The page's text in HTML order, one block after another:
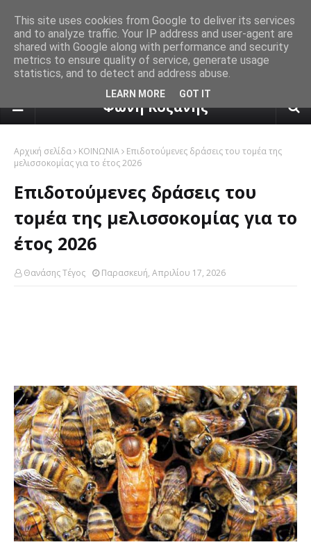
πρόγνωση καιρού από το
Φωνή Κοζάνης
Αρχική σελίδα ΚΟΙΝΩΝΙΑ
Επιδοτούμενες δράσεις του τομέα της
μελισσοκομίας για το έτος 2026
Επιδοτούμενες δράσεις του
τομέα της μελισσοκομίας για το
έτος 2026
Θανάσης Τέγος Παρασκευή, Απριλίου 17, 2026
This site uses cookies from Google to deliver its services
and to analyze traffic. Your IP address and user-agent are
shared with Google along with performance and security
metrics to ensure quality of service, generate usage
statistics, and to detect and address abuse.
LEARN MORE GOT IT